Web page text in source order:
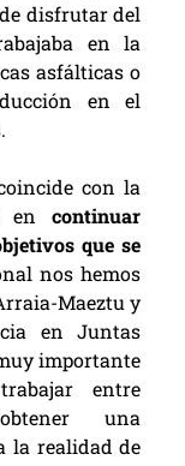
disfrutar del
en la
asfálticas o
en el
con la
encontinuar
que se
nos hemos
Maeztu y
en Juntas
importante
entre
una
la realidad de